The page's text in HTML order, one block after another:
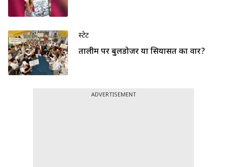
स्टेट
तालीम पर बुलडोजर या सियासत का वार?
ADVERTISEMENT